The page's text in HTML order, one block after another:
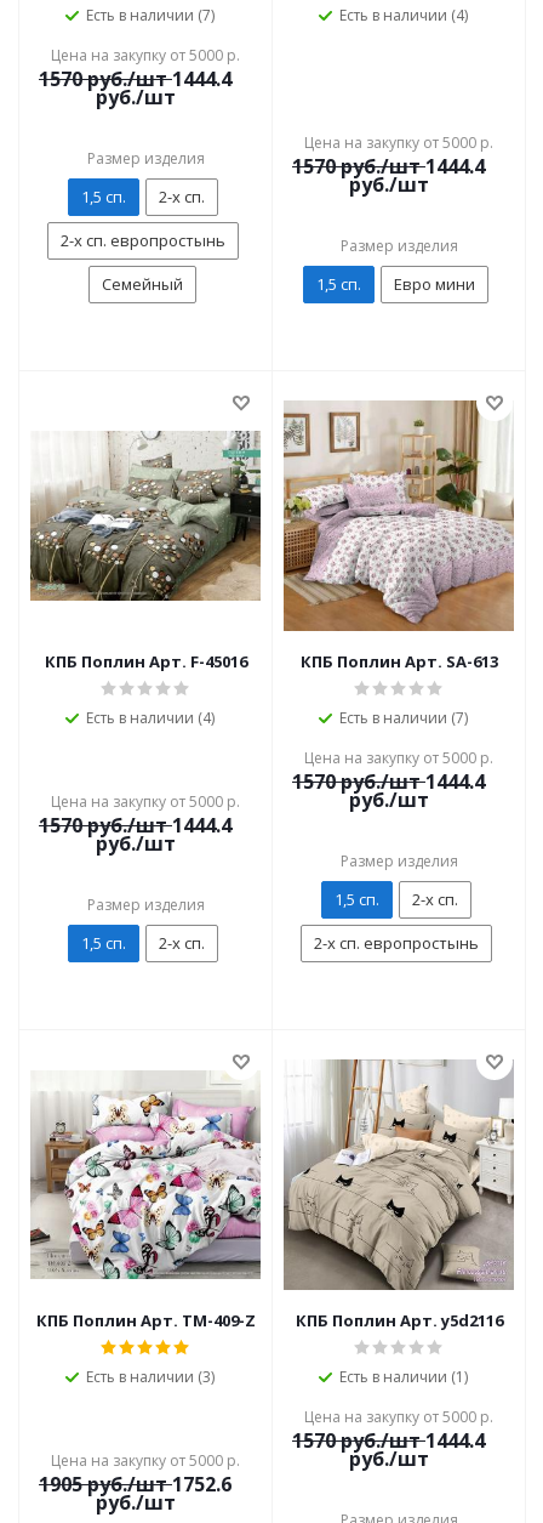
Есть в наличии (7)
Цена на закупку от 5000 р.
1570руб./шт 1444.4
руб./шт
Размер изделия
1,5 сп.
2-х сп.
2-х сп. европростынь
Семейный
Есть в наличии (4)
Цена на закупку от 5000 р.
1570руб./шт 1444.4
руб./шт
Размер изделия
1,5 сп. Евро мини
КПБ Поплин Арт. F-45016
Есть в наличии (4)
Цена на закупку от 5000 р.
1570руб./шт 1444.4
руб./шт
Размер изделия
1,5 сп. 2-х сп.
КПБ Поплин Арт. SA-613
Есть в наличии (7)
Цена на закупку от 5000 р.
1570руб./шт 1444.4
руб./шт
Размер изделия
1,5 сп.
2-х сп.
2-х сп. европростынь
КПБ Поплин Арт. TM-409-Z
Есть в наличии (3)
Цена на закупку от 5000 р.
1905руб./шт 1752.6
руб./шт
КПБ Поплин Арт. y5d2116
Есть в наличии (1)
Цена на закупку от 5000 р.
1570руб./шт 1444.4
руб./шт